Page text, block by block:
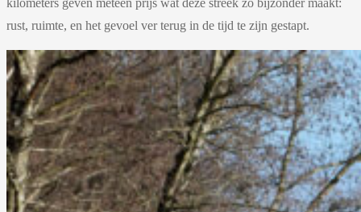
kilometers geven meteen prijs wat deze streek zo bijzonder maakt:
rust, ruimte, en het gevoel ver terug in de tijd te zijn gestapt.